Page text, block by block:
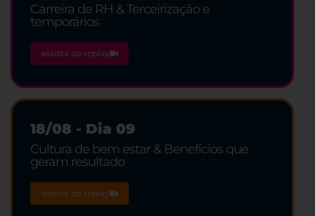
Carreira de RH & Terceirização e
temporários
assista ao replay
18/08 - Dia 09
Cultura de bem estar & Benefícios que
geram resultado
assista ao replay